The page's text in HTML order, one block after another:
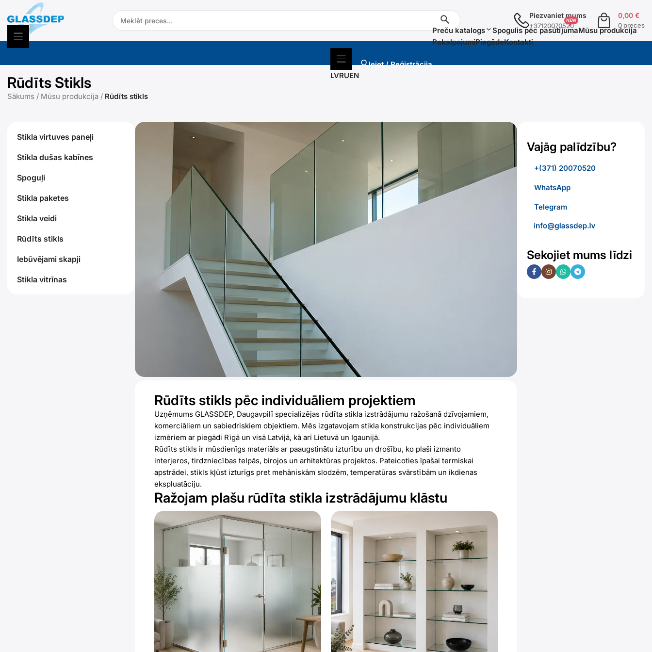
uz
Search: Piezvaniet mums
+37120070520
0,00 €
0 preces
Preču katalogs Spogulis pēc pasūtījumaMūsu produkcija
PakalpojumiPiegādeKontakti
LVRUEN
Ieiet / Reģistrācija
Rūdīts Stikls
Sākums / Mūsu produkcija / Rūdīts stikls
Stikla virtuves paneļi
Stikla dušas kabīnes
Spoguļi
Stikla paketes
Stikla veidi
Rūdīts stikls
Iebūvējami skapji
Stikla vitrīnas
Rūdīts stikls pēc individuāliem projektiem
Uzņēmums GLASSDEP, Daugavpilī specializējas rūdīta stikla izstrādājumu ražošanā dzīvojamiem,
komerciāliem un sabiedriskiem objektiem. Mēs izgatavojam stikla konstrukcijas pēc individuāliem
izmēriem ar piegādi Rīgā un visā Latvijā, kā arī Lietuvā un Igaunijā.
Rūdīts stikls ir mūsdienīgs materiāls ar paaugstinātu izturību un drošību, ko plaši izmanto
interjeros, tirdzniecības telpās, birojos un arhitektūras projektos. Pateicoties īpašai termiskai
apstrādei, stikls kļūst izturīgs pret mehāniskām slodzēm, temperatūras svārstībām un ikdienas
ekspluatāciju.
Ražojam plašu rūdīta stikla izstrādājumu klāstu
Vajāg palīdzību?
+(371) 20070520
WhatsApp
Telegram
Sekojiet mums līdzi